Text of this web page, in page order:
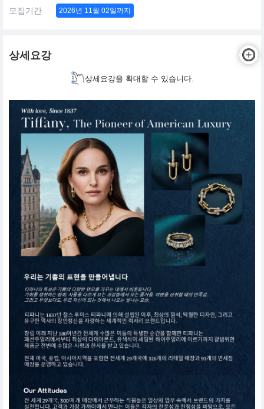
모집기간 2026년 11월 02일까지
상세요강
상세요강을 확대할 수 있습니다.